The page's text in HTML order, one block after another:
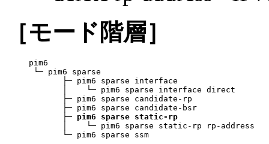
［モード階層］
pim6
└─ pim6 sparse
       ├─ pim6 sparse interface
       │    └─ pim6 sparse interface direct
       ├─ pim6 sparse candidate-rp
       ├─ pim6 sparse candidate-bsr
       ├─
pim6 sparse static-rp
       │    └─ pim6 sparse static-rp rp-address
       └─ pim6 sparse ssm